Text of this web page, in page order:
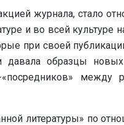
журнала, стало
и во всей культуре
при своей
давала образцы
между
литературы» по